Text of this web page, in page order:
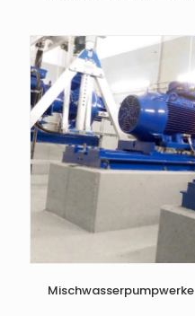
Mischwasserpumpwerke